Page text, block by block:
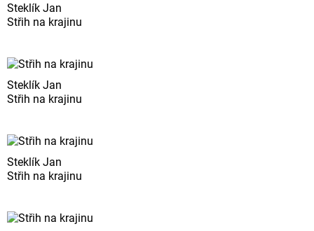
Steklík Jan
Střih na krajinu
Steklík Jan
Střih na krajinu
Steklík Jan
Střih na krajinu